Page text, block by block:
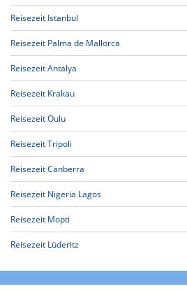
Reisezeit Istanbul
Reisezeit Palma de Mallorca
Reisezeit Antalya
Reisezeit Krakau
Reisezeit Oulu
Reisezeit Tripoli
Reisezeit Canberra
Reisezeit Nigeria Lagos
Reisezeit Mopti
Reisezeit Lüderitz